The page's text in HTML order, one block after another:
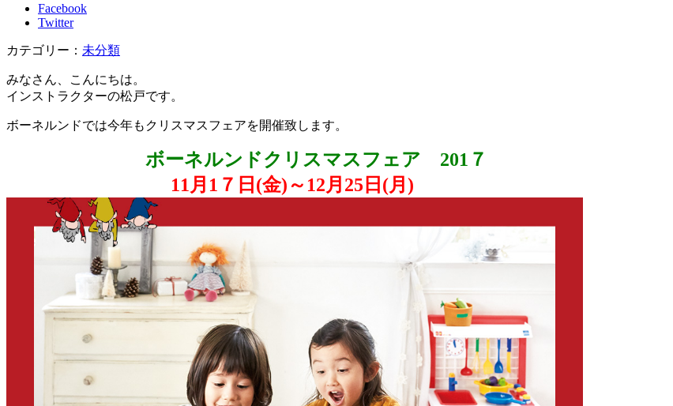
Facebook
Twitter
カテゴリー： 未分類
みなさん、こんにちは。
インストラクターの松戸です。
ボーネルンドでは今年もクリスマスフェアを開催致します。
ボーネルンドクリスマスフェア 201７
11月1７日(金)～12月25日(月)